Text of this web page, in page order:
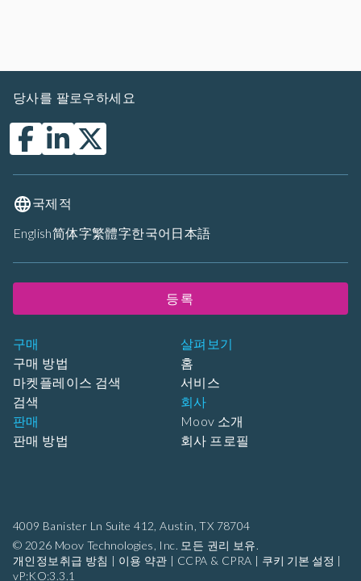
4009 Banister Ln Suite 412, Austin, TX 78704
© 2026 Moov Technologies, Inc. 모든 권리 보유.
개인정보취급 방침 | 이용 약관 | CCPA & CPRA | 쿠키 기본 설정 |
vP:KO:3.3.1
구매
구매 방법
마켓플레이스 검색
검색
판매
판매 방법
살펴보기
홈
서비스
회사
Moov 소개
회사 프로필
당사를 팔로우하세요
국제적
English简体字繁體字한국어 日本語
등록